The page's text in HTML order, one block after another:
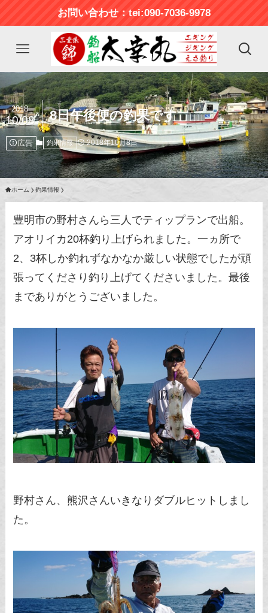
お問い合わせ：tei:090-7036-9978
8日午後便の釣果です
2018
10/08
広告 釣果情報 2018年10月8日
ホーム 釣果情報
豊明市の野村さんら三人でティップランで出船。
アオリイカ20杯釣り上げられました。一ヵ所で
2、3杯しか釣れずなかなか厳しい状態でしたが頑
張ってくださり釣り上げてくださいました。最後
までありがとうございました。
野村さん、熊沢さんいきなりダブルヒットしまし
た。